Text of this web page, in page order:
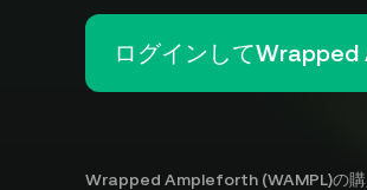
ログインして
Wrapped Ampleforth (WAMPL)の購